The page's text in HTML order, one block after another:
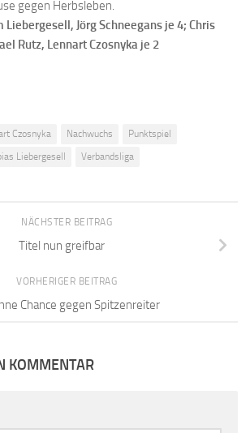
gegen Herbsleben.
Liebergesell, Jörg Schneegans je 4; Chris
Rutz, Lennart Czosnyka je 2
Czosnyka Nachwuchs
Punktspiel
Liebergesell Verbandsliga
NÄCHSTER BEITRAG
Titel nun greifbar
VORHERIGER BEITRAG
Chance gegen Spitzenreiter
KOMMENTAR